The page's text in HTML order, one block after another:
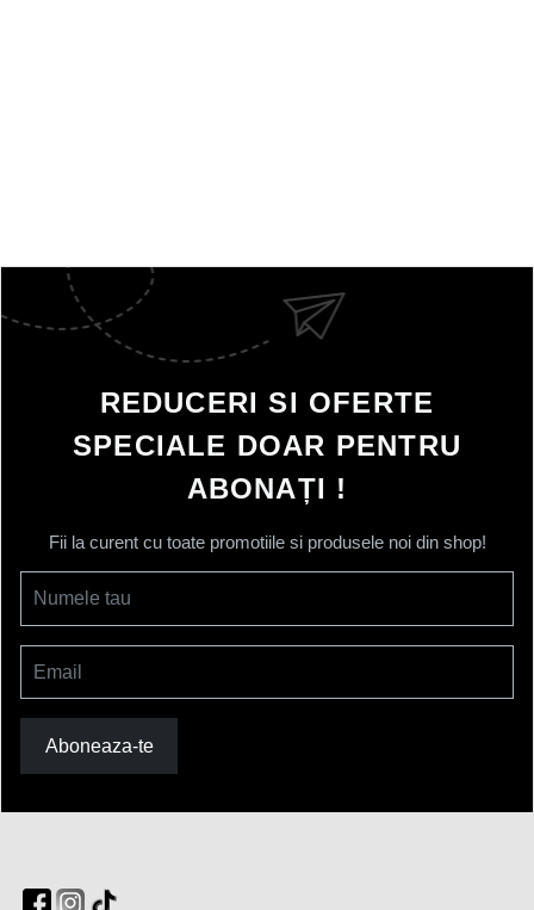
REDUCERI SI OFERTE
SPECIALE DOAR PENTRU
ABONAȚI !
Fii la curent cu toate promotiile si produsele noi din shop!
Numele tau
Email
Aboneaza-te